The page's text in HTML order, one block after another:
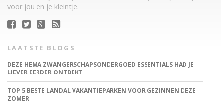
voor jou en je kleintje.
LAATSTE BLOGS
DEZE HEMA ZWANGERSCHAPSONDERGOED ESSENTIALS HAD JE
LIEVER EERDER ONTDEKT
TOP 5 BESTE LANDAL VAKANTIEPARKEN VOOR GEZINNEN DEZE
ZOMER